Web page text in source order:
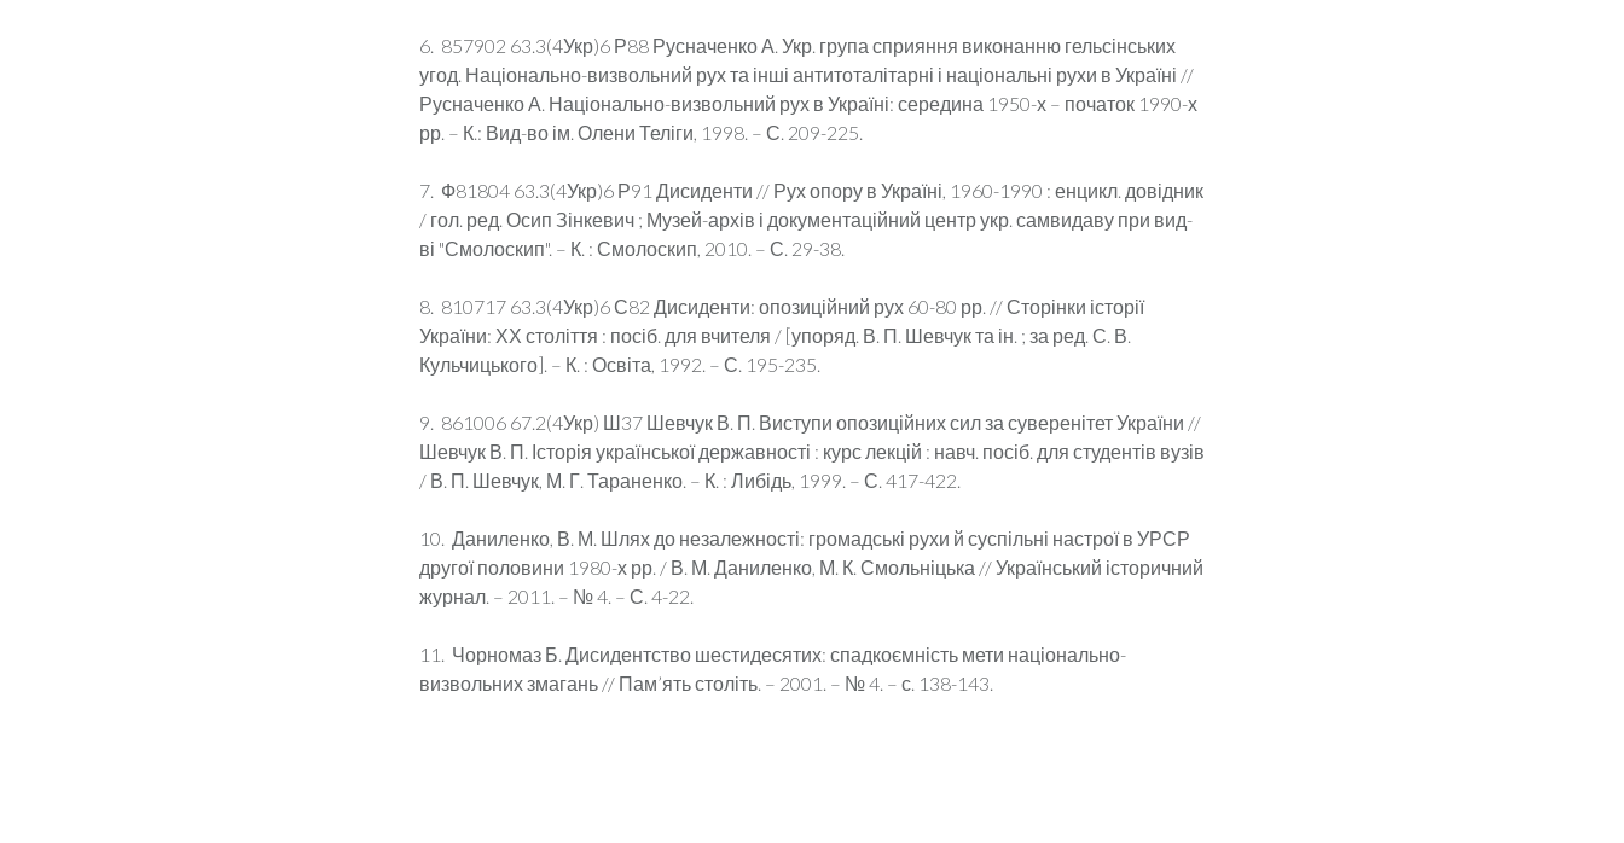
6. 857902 63.3(4Укр)6 Р88 Русначенко А. Укр. група сприяння виконанню гельсінських
угод. Національно-визвольний рух та інші антитоталітарні і національні рухи в Україні //
Русначенко А. Національно-визвольний рух в Україні: середина 1950-х – початок 1990-х
рр. – К.: Вид-во ім. Олени Теліги, 1998. – С. 209-225.
7. Ф81804 63.3(4Укр)6 Р91 Дисиденти // Рух опору в Україні, 1960-1990 : енцикл. довідник
/ гол. ред. Осип Зінкевич ; Музей-архів і документаційний центр укр. самвидаву при вид-
ві "Смолоскип". – К. : Смолоскип, 2010. – С. 29-38.
8. 810717 63.3(4Укр)6 С82 Дисиденти: опозиційний рух 60-80 рр. // Сторінки історії
України: ХХ століття : посіб. для вчителя / [упоряд. В. П. Шевчук та ін. ; за ред. С. В.
Кульчицького]. – К. : Освіта, 1992. – С. 195-235.
9. 861006 67.2(4Укр) Ш37 Шевчук В. П. Виступи опозиційних сил за суверенітет України //
Шевчук В. П. Історія української державності : курс лекцій : навч. посіб. для студентів вузів
/ В. П. Шевчук, М. Г. Тараненко. – К. : Либідь, 1999. – С. 417-422.
10. Даниленко, В. М. Шлях до незалежності: громадські рухи й суспільні настрої в УРСР
другої половини 1980-х рр. / В. М. Даниленко, М. К. Смольніцька // Український історичний
журнал. – 2011. – № 4. – С. 4-22.
11. Чорномаз Б. Дисидентство шестидесятих: спадкоємність мети національно-
визвольних змагань // Пам’ять століть. – 2001. – № 4. – с. 138-143.